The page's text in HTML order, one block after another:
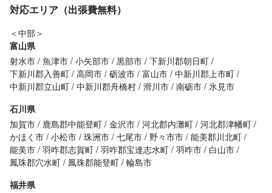
対応エリア（出張費無料）
＜中部＞
富山県
射水市 魚津市 小矢部市 黒部市 下新川郡朝日町
下新川郡入善町 高岡市 砺波市 富山市 中新川郡上市町
中新川郡立山町 中新川郡舟橋村 滑川市 南砺市 氷見市
石川県
加賀市
鹿島郡中能登町 金沢市 河北郡内灘町 河北郡津幡町
かほく市 小松市 珠洲市 七尾市 野々市市 能美郡川北町
能美市 羽咋郡志賀町 羽咋郡宝達志水町 羽咋市
白山市
鳳珠郡穴水町
鳳珠郡能登町 輪島市
福井県